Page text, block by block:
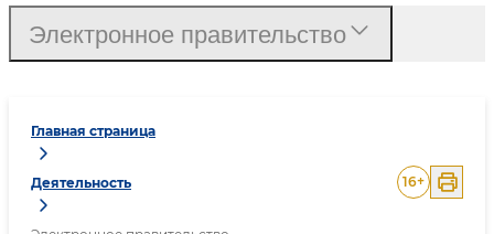
Главная страница
Деятельность 16+
Электронное правительство